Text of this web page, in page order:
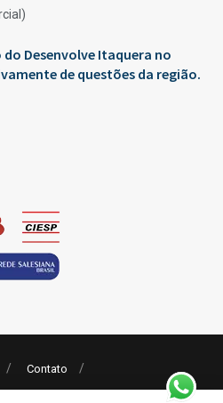
Desenvolve Itaquera no
de questões da região.
Contato